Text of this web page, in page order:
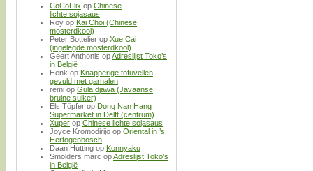
CoCoFlix op Chinese
lichte sojasaus
Roy op Kai Choi (Chinese
mosterdkool)
Peter Bottelier op Xue Cai
(ingelegde mosterdkool)
Geert Anthonis opAdreslijst Toko’s
in België
Henk op Knapperige tofuvellen
gevuld met garnalen
remi op Gula djawa (Javaanse
bruine suiker)
Els Töpfer op Dong Nan Hang
Supermarket in Delft (centrum)
Xuper op Chinese lichte sojasaus
Joyce Kromodirijo op Oriental in ’s
Hertogenbosch
Daan Hutting op Konnyaku
Smolders marc opAdreslijst Toko’s
in België